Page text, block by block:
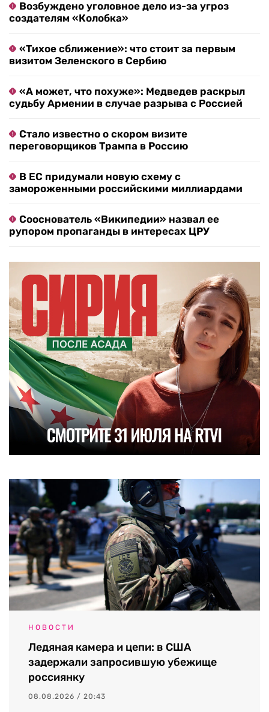
Возбуждено уголовное дело из-за угроз
создателям «Колобка»
«Тихое сближение»: что стоит за первым
визитом Зеленского в Сербию
«А может, что похуже»: Медведев раскрыл
судьбу Армении в случае разрыва с Россией
Стало известно о скором визите
переговорщиков Трампа в Россию
В ЕС придумали новую схему с
замороженными российскими миллиардами
Сооснователь «Википедии» назвал ее
рупором пропаганды в интересах ЦРУ
НОВОСТИ
Ледяная камера и цепи: в США
задержали запросившую убежище
россиянку
08.08.2026 / 20:43